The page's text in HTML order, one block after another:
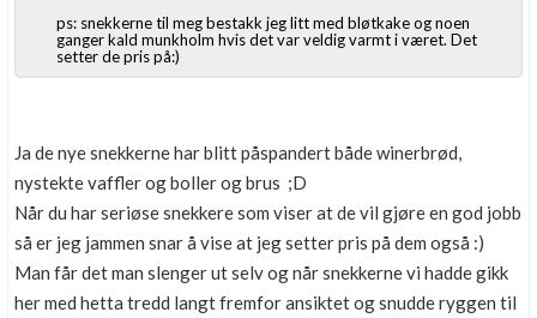
ps: snekkerne til meg bestakk jeg litt med bløtkake og noen
ganger kald munkholm hvis det var veldig varmt i været. Det
setter de pris på:)
Ja de nye snekkerne har blitt påspandert både winerbrød,
nystekte vaffler og boller og brus ;D
Når du har seriøse snekkere som viser at de vil gjøre en god jobb
så er jeg jammen snar å vise at jeg setter pris på dem også :)
Man får det man slenger ut selv og når snekkerne vi hadde gikk
her med hetta tredd langt fremfor ansiktet og snudde ryggen til